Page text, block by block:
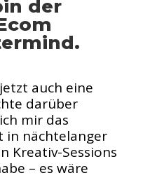
der
auch eine
darüber
mir das
in nächtelanger
Kreativ-Sessions
– es wäre